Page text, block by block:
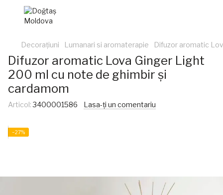
Decorațiuni Lumanari si aromaterapie Difuzor aromatic
Difuzor aromatic Lova Ginger Light
200 ml cu note de ghimbir și
cardamom
Articol:3400001586 Lasa-ți un comentariu
−27%